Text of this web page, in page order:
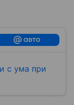
с ума при